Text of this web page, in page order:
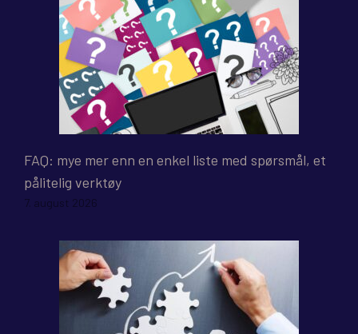
FAQ: mye mer enn en enkel liste med spørsmål, et
pålitelig verktøy
7. august 2026